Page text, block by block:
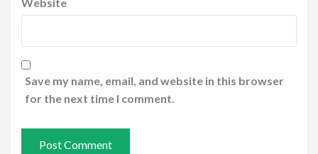
Save my name, email, and website in this browser
for the next time I comment.